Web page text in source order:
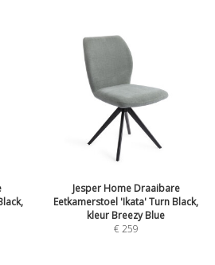
Jesper Home Draaibare
Eetkamerstoel 'Ikata' Turn Black,
kleur Breezy Blue
€259